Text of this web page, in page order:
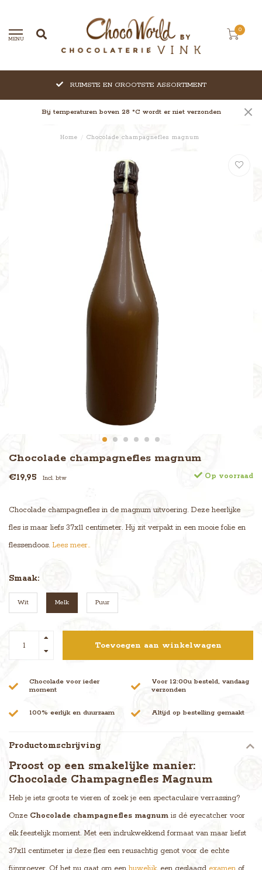
MENU
0
RUIMSTE EN GROOTSTE ASSORTIMENT
Bij temperaturen boven 28 °C wordt er niet verzonden
Home / Chocolade champagnefles magnum
Chocolade champagnefles magnum
€19,95 Incl. btw Op voorraad
Chocolade champagnefles in de magnum uitvoering. Deze heerlijke
fles is maar liefs 37x11 centimeter. Hij zit verpakt in een mooie folie en
flessendoos. Lees meer..
Smaak:
Wit Melk Puur
Toevoegen aan winkelwagen
Chocolade voor ieder
moment
Voor 12:00u besteld, vandaag
verzonden
100% eerlijk en duurzaam Altijd op bestelling gemaakt
Productomschrijving
Proost op een smakelijke manier:
Chocolade Champagnefles Magnum
Heb je iets groots te vieren of zoek je een spectaculaire verrassing?
Onze Chocolade champagnefles magnum is dé eyecatcher voor
elk feestelijk moment. Met een indrukwekkend formaat van maar liefst
37x11 centimeter is deze fles een reusachtig genot voor de echte